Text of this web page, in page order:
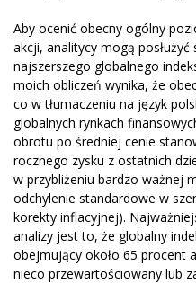
Aby ocenić obecny ogólny
akcji, analitycy mogą posłużyć
najszerszego globalnego
moich obliczeń wynika, że
co w tłumaczeniu na język
globalnych rynkach
obrotu po średniej cenie
rocznego zysku z ostatnich
w przybliżeniu bardzo ważnej
odchylenie standardowe w
korekty inflacyjnej).
analizy jest to, że globalny
obejmujący około 65 procent
nieco przewartościowany lub